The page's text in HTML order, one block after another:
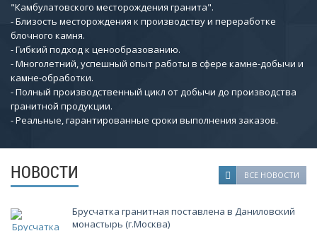
"Камбулатовского месторождения гранита".
- Близость месторождения к производству и переработке
блочного камня.
- Гибкий подход к ценообразованию.
- Многолетний, успешный опыт работы в сфере камне-добычи и
камне-обработки.
- Полный производственный цикл от добычи до производства
гранитной продукции.
- Реальные, гарантированные сроки выполнения заказов.
НОВОСТИ ВСЕ НОВОСТИ
Брусчатка гранитная поставлена в Даниловский
монастырь (г.Москва)